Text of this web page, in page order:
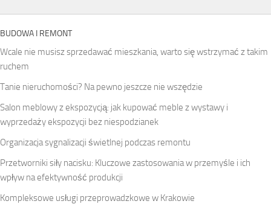
BUDOWA I REMONT
Wcale nie musisz sprzedawać mieszkania, warto się wstrzymać z takim
ruchem
Tanie nieruchomości? Na pewno jeszcze nie wszędzie
Salon meblowy z ekspozycją: jak kupować meble z wystawy i
wyprzedaży ekspozycji bez niespodzianek
Organizacja sygnalizacji świetlnej podczas remontu
Przetworniki siły nacisku: Kluczowe zastosowania w przemyśle i ich
wpływ na efektywność produkcji
Kompleksowe usługi przeprowadzkowe w Krakowie